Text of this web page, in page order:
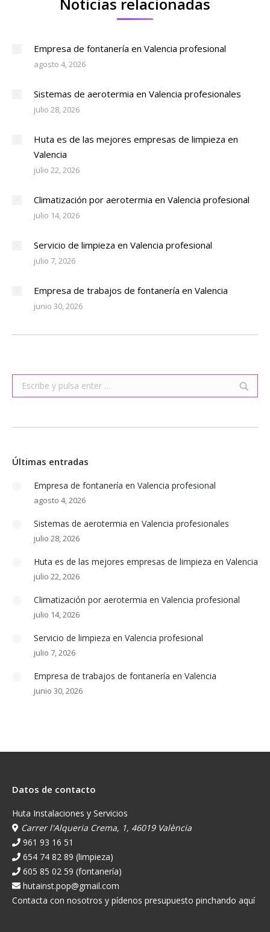
Empresa de fontanería en Valencia profesional
agosto 4, 2026
Sistemas de aerotermia en Valencia profesionales
julio 28, 2026
Huta es de las mejores empresas de limpieza en
Valencia
julio 22, 2026
Climatización por aerotermia en Valencia profesional
julio 14, 2026
Servicio de limpieza en Valencia profesional
julio 7, 2026
Empresa de trabajos de fontanería en Valencia
junio 30, 2026
Buscar:
Últimas entradas
Empresa de fontanería en Valencia profesional
agosto 4, 2026
Sistemas de aerotermia en Valencia profesionales
julio 28, 2026
Huta es de las mejores empresas de limpieza en Valencia
julio 22, 2026
Climatización por aerotermia en Valencia profesional
julio 14, 2026
Servicio de limpieza en Valencia profesional
julio 7, 2026
Empresa de trabajos de fontanería en Valencia
junio 30, 2026
Datos de contacto
Huta Instalaciones y Servicios
Carrer l'Alqueria Crema, 1, 46019 València
961 93 16 51
654 74 82 89 (limpieza)
605 85 02 59 (fontanería)
hutainst.pop@gmail.com
Contacta con nosotros y pídenos presupuesto pinchando aquí